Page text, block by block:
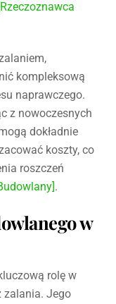
[Rzeczoznawca
kompleksową
naprawczego.
z nowoczesnych
dokładnie
koszty, co
roszczeń
.
w
rolę w
zalania. Jego